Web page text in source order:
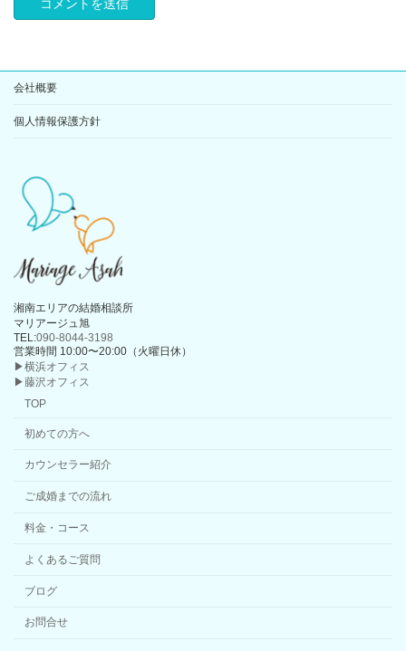
会社概要
個人情報保護方針
湘南エリアの結婚相談所
マリアージュ旭
TEL:090-8044-3198
営業時間 10:00〜20:00（火曜日休）
▶横浜オフィス
▶藤沢オフィス
TOP
初めての方へ
カウンセラー紹介
ご成婚までの流れ
料金・コース
よくあるご質問
ブログ
お問合せ